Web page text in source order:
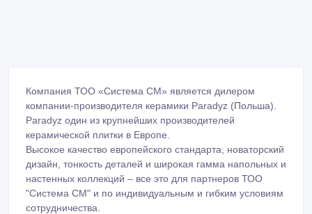
Компания ТОО «Система СМ» является дилером
компании-производителя керамики Paradyz (Польша).
Paradyz один из крупнейших производителей
керамической плитки в Европе.
Высокое качество европейского стандарта, новаторский
дизайн, тонкость деталей и широкая гамма напольных и
настенных коллекций – все это для партнеров ТОО
"Система СМ" и по индивидуальным и гибким условиям
сотрудничества.